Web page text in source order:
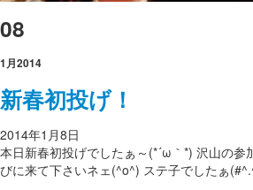
08
1月2014
新春初投げ！
2014年1月8日
本日新春初投げでしたぁ～(*´ω｀*) 沢山の
びに来て下さいネェ(^o^) ステ子でしたぁ